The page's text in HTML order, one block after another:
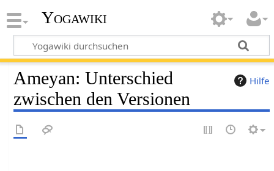
Yogawiki
Hilfe
Ameyan: Unterschied
zwischen den Versionen